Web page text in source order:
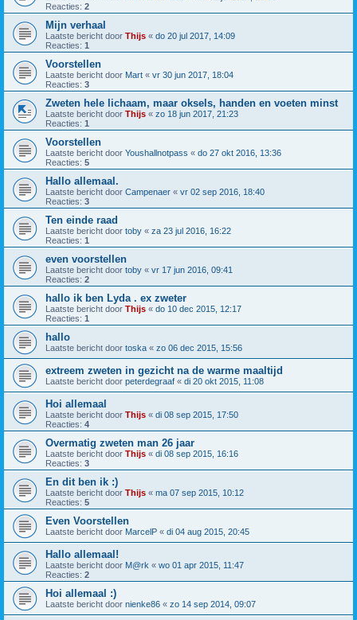
Reacties: 2
Mijn verhaal
Laatste bericht door Thijs « do 20 jul 2017, 14:09
Reacties: 1
Voorstellen
Laatste bericht door Mart « vr 30 jun 2017, 18:04
Reacties: 3
Zweten hele lichaam, maar oksels, handen en voeten minst
Laatste bericht door Thijs « zo 18 jun 2017, 21:23
Reacties: 1
Voorstellen
Laatste bericht door Youshallnotpass « do 27 okt 2016, 13:36
Reacties: 5
Hallo allemaal.
Laatste bericht door Campenaer « vr 02 sep 2016, 18:40
Reacties: 3
Ten einde raad
Laatste bericht door toby « za 23 jul 2016, 16:22
Reacties: 1
even voorstellen
Laatste bericht door toby « vr 17 jun 2016, 09:41
Reacties: 2
hallo ik ben Lyda . ex zweter
Laatste bericht door Thijs « do 10 dec 2015, 12:17
Reacties: 1
hallo
Laatste bericht door toska « zo 06 dec 2015, 15:56
extreem zweten in gezicht na de warme maaltijd
Laatste bericht door peterdegraaf « di 20 okt 2015, 11:08
Hoi allemaal
Laatste bericht door Thijs « di 08 sep 2015, 17:50
Reacties: 4
Overmatig zweten man 26 jaar
Laatste bericht door Thijs « di 08 sep 2015, 16:16
Reacties: 3
En dit ben ik :)
Laatste bericht door Thijs « ma 07 sep 2015, 10:12
Reacties: 5
Even Voorstellen
Laatste bericht door MarcelP « di 04 aug 2015, 20:45
Hallo allemaal!
Laatste bericht door M@rk « wo 01 apr 2015, 11:47
Reacties: 2
Hoi allemaal :)
Laatste bericht door nienke86 « zo 14 sep 2014, 09:07